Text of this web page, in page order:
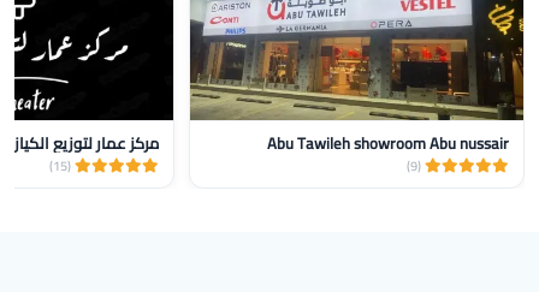
Abu Tawileh showroom Abu nussair
(9)
مركز عمار لتوزيع الكيازر
(15)